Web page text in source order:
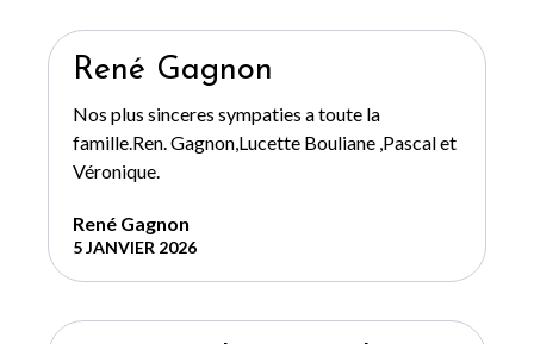
René Gagnon
Nos plus sinceres sympaties a toute la
famille.Ren. Gagnon,Lucette Bouliane ,Pascal et
Véronique.
René Gagnon
5 JANVIER 2026